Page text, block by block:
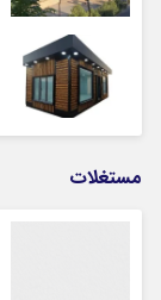
مستغلات